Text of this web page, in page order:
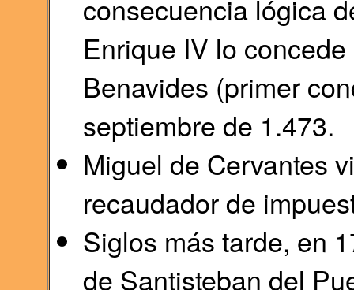
consecuencia lógica
Enrique IV lo
Benavides (primer
septiembre de 1.473.
Miguel de Cervantes
recaudador de
Siglos más tarde, en
de Santisteban del